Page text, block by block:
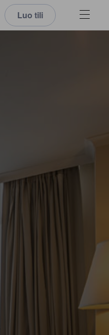
Luo tili